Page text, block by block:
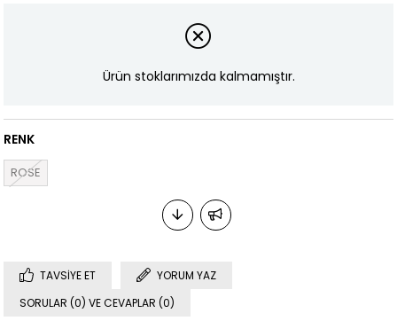
Ürün stoklarımızda kalmamıştır.
RENK
ROSE
TAVSIYE ET
YORUM YAZ
SORULAR (0) VE CEVAPLAR (0)